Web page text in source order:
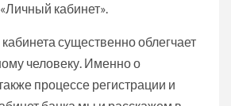
кабинет».
существенно облегчает
человеку. Именно о
процессе регистрации и